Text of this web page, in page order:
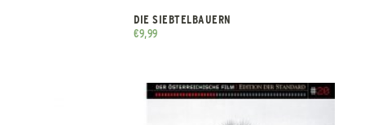
DIE SIEBTELBAUERN
€9,99